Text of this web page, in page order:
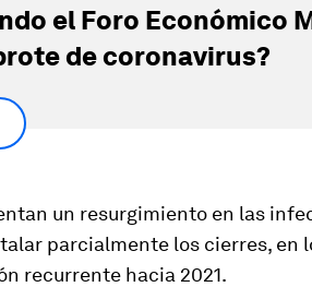
el Foro Económico
de coronavirus?
un resurgimiento en las
parcialmente los cierres, en
recurrente hacia 2021.